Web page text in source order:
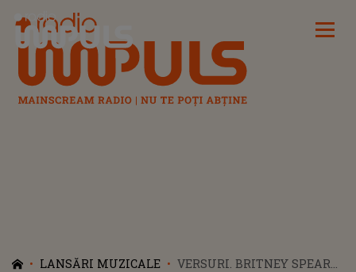
Radio Impuls
LANSĂRI MUZICALE
VERSURI. BRITNEY SPEARS